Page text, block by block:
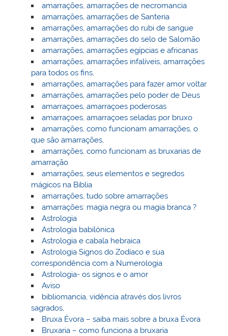
amarrações, amarrações de necromancia
amarrações, amarrações de Santeria
amarrações, amarrações do rubi de sangue
amarrações, amarrações do selo de Salomão
amarrações, amarrações egípcias e africanas
amarrações, amarrações infalíveis, amarrações
para todos os fins,
amarrações, amarrações para fazer amor voltar
amarrações, amarrações pelo poder de Deus
amarraçoes, amarraçoes poderosas
amarraçoes, amarraçoes seladas por bruxo
amarrações, como funcionam amarrações, o
que são amarrações,
amarrações, como funcionam as bruxarias de
amarração
amarrações, seus elementos e segredos
mágicos na Biblia
amarrações, tudo sobre amarrações
amarrações: magia negra ou magia branca ?
Astrologia
Astrologia babilónica
Astrologia e cabala hebraica
Astrologia Signos do Zodíaco e sua
correspondência com a Numerologia
Astrologia- os signos e o amor
Aviso
bibliomancia, vidência através dos livros
sagrados,
Bruxa Évora – saiba mais sobre a bruxa Évora
Bruxaria – como funciona a bruxaria